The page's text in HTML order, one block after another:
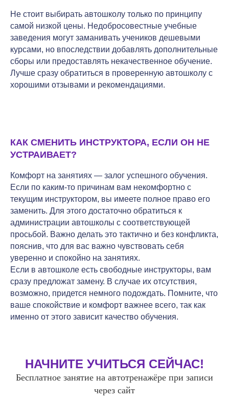
Не стоит выбирать автошколу только по принципу
самой низкой цены. Недобросовестные учебные
заведения могут заманивать учеников дешевыми
курсами, но впоследствии добавлять дополнительные
сборы или предоставлять некачественное обучение.
Лучше сразу обратиться в проверенную автошколу с
хорошими отзывами и рекомендациями.
КАК СМЕНИТЬ ИНСТРУКТОРА, ЕСЛИ ОН НЕ
УСТРАИВАЕТ?
Комфорт на занятиях — залог успешного обучения.
Если по каким-то причинам вам некомфортно с
текущим инструктором, вы имеете полное право его
заменить. Для этого достаточно обратиться к
администрации автошколы с соответствующей
просьбой. Важно делать это тактично и без конфликта,
пояснив, что для вас важно чувствовать себя
уверенно и спокойно на занятиях.
Если в автошколе есть свободные инструкторы, вам
сразу предложат замену. В случае их отсутствия,
возможно, придется немного подождать. Помните, что
ваше спокойствие и комфорт важнее всего, так как
именно от этого зависит качество обучения.
НАЧНИТЕ УЧИТЬСЯ СЕЙЧАС!
Бесплатное занятие на автотренажёре при записи
через сайт